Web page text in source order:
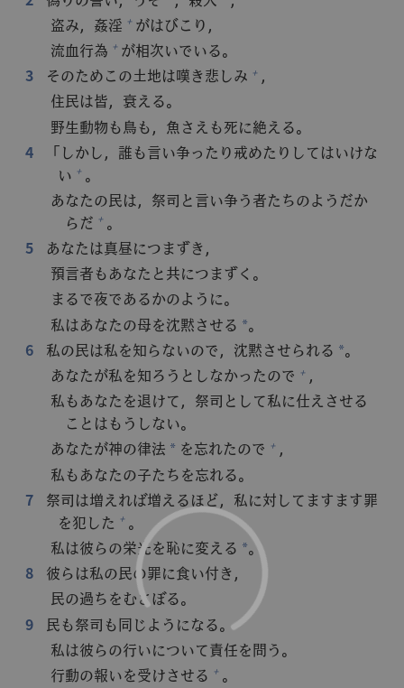
盗み，姦淫 + がはびこり，
流血行為 + が相次いでいる。
3
そのためこの土地は嘆き悲しみ + ，
住民は皆，衰える。
野生動物も鳥も，魚さえも死に絶える。
4
「しかし，誰も言い争ったり戒めたりしてはいけな
い + 。
あなたの民は，祭司と言い争う者たちのようだか
らだ + 。
5
あなたは真昼につまずき，
預言者もあなたと共につまずく。
まるで夜であるかのように。
私はあなたの母を沈黙させる *。
6
私の民は私を知らないので，沈黙させられる *。
あなたが私を知ろうとしなかったので + ，
私もあなたを退けて，祭司として私に仕えさせる
ことはもうしない。
あなたが神の律法 * を忘れたので + ，
私もあなたの子たちを忘れる。
7
祭司は増えれば増えるほど，私に対してますます罪
を犯した + 。
私は彼らの栄光を恥に変える *。
8
彼らは私の民の罪に食い付き，
民の過ちをむさぼる。
9
民も祭司も同じようになる。
私は彼らの行いについて責任を問う。
行動の報いを受けさせる + 。